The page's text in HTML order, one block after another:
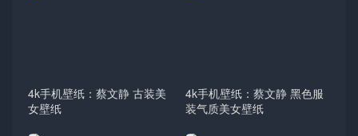
4k手机壁纸：蔡文静 古装美
女壁纸
4k手机壁纸：蔡文静 黑色服
装气质美女壁纸